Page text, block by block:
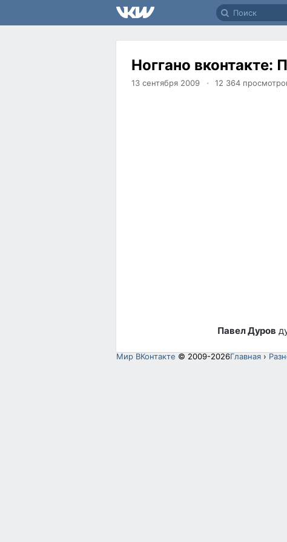
Ноггано
13 сентября 2009 12 364
Павел Дуров
Мир ВКонтакте © 2009-2026Главная ›